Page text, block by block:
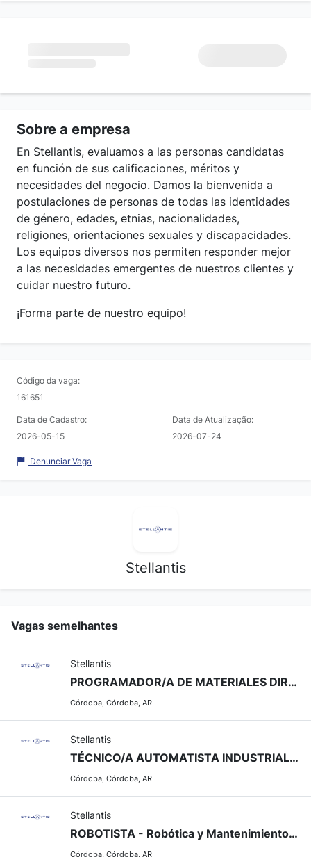
Sobre a empresa
En Stellantis, evaluamos a las personas candidatas
en función de sus calificaciones, méritos y
necesidades del negocio. Damos la bienvenida a
postulaciones de personas de todas las identidades
de género, edades, etnias, nacionalidades,
religiones, orientaciones sexuales y discapacidades.
Los equipos diversos nos permiten responder mejor
a las necesidades emergentes de nuestros clientes y
cuidar nuestro futuro.
¡Forma parte de nuestro equipo!
Código da vaga:
161651
Data de Cadastro:
2026-05-15
Data de Atualização:
2026-07-24
Denunciar Vaga
Stellantis
Vagas semelhantes
Stellantis
PROGRAMADOR/A DE MATERIALES DIRECTOS - PCM
Córdoba, Córdoba, AR
Stellantis
TÉCNICO/A AUTOMATISTA INDUSTRIAL - Automatización y Control Industrial
Córdoba, Córdoba, AR
Stellantis
ROBOTISTA - Robótica y Mantenimiento Industrial
Córdoba, Córdoba, AR